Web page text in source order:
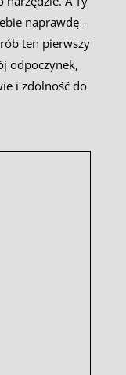
naprawdę –
ten pierwszy
odpoczynek,
i zdolność do